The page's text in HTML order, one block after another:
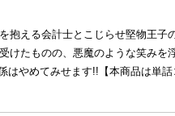
抱える会計士とこじらせ堅物王
けたものの、悪魔のような笑み
やめてみせます!!【本商品は